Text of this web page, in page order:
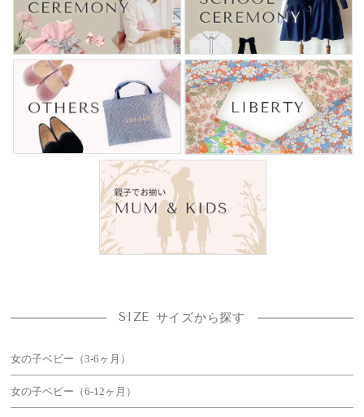
SIZE サイズから探す
女の子ベビー（3-6ヶ月）
女の子ベビー（6-12ヶ月）